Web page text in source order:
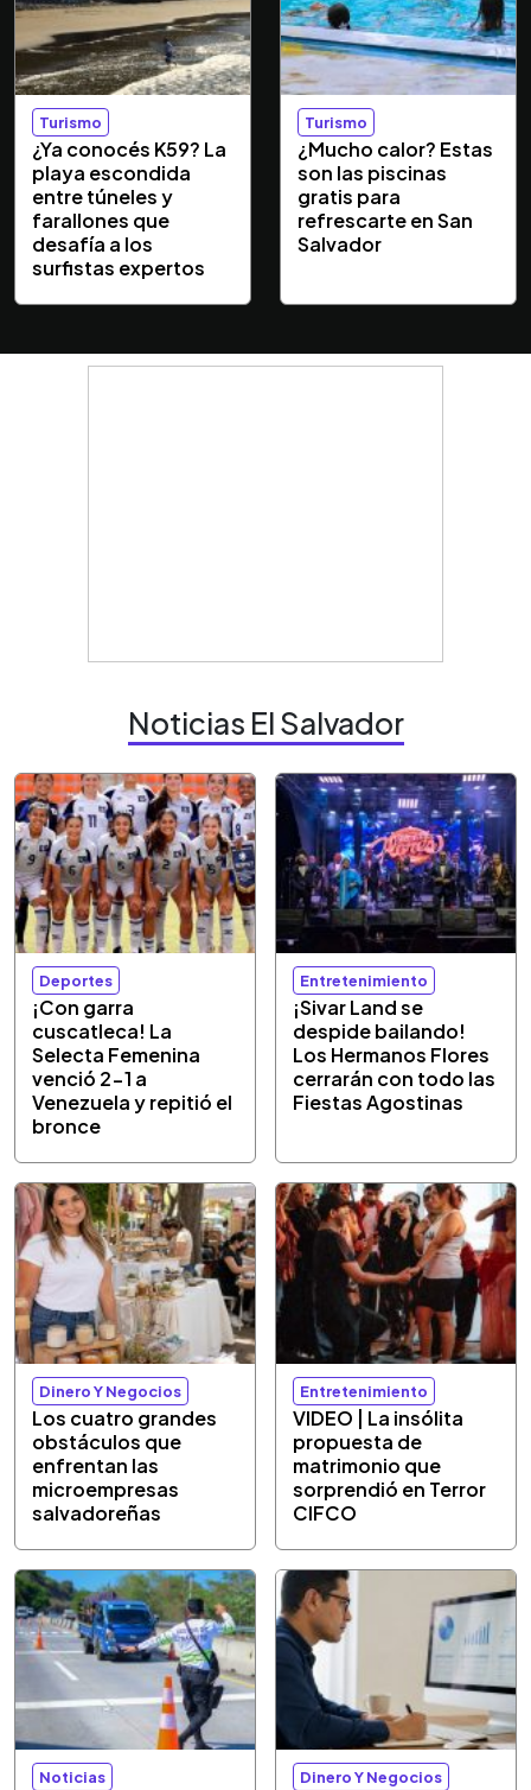
Turismo
¿Ya conocés K59? La
playa escondida
entre túneles y
farallones que
desafía a los
surfistas expertos
Turismo
¿Mucho calor? Estas
son las piscinas
gratis para
refrescarte en San
Salvador
Noticias El Salvador
Deportes
¡Con garra
cuscatleca! La
Selecta Femenina
venció 2-1 a
Venezuela y repitió el
bronce
Entretenimiento
¡Sivar Land se
despide bailando!
Los Hermanos Flores
cerrarán con todo las
Fiestas Agostinas
Dinero Y Negocios
Los cuatro grandes
obstáculos que
enfrentan las
microempresas
salvadoreñas
Entretenimiento
VIDEO | La insólita
propuesta de
matrimonio que
sorprendió en Terror
CIFCO
Noticias Dinero Y Negocios